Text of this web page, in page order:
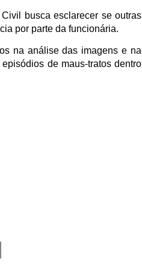
busca esclarecer se outras
por parte da funcionária.
na análise das imagens e na
de maus-tratos dentro